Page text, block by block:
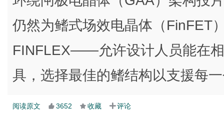
仍然为鳍式场效电晶体（FinFET
FINFLEX——允许设计人员能在
具，选择最佳的鳍结构以支援每
阅读原文 3652 收藏 评论